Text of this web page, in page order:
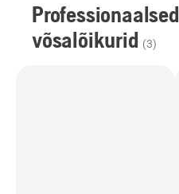
Professionaalsed
võsalõikurid (3)